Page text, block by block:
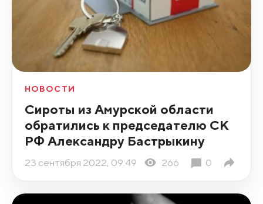
НОВОСТИ
Сироты из Амурской области
обратились к председателю СК
РФ Александру Бастрыкину
23 сентября 2022, 09:49 266 0